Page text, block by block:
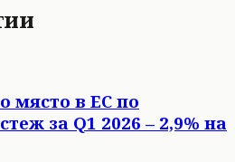
място в ЕС по
за Q1 2026 – 2,9% на